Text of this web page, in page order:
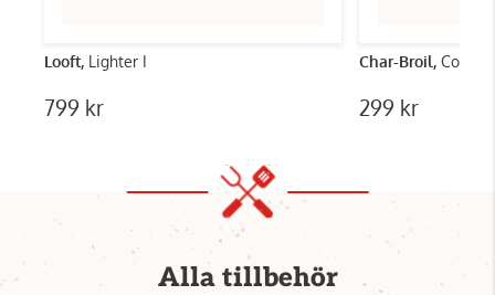
Looft, Lighter I
799 kr
Char-Broil, Cool-
299 kr
Alla tillbehör